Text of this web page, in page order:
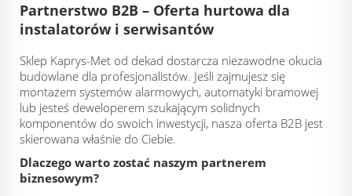
Partnerstwo B2B – Oferta hurtowa dla
instalatorów i serwisantów
Sklep Kaprys-Met od dekad dostarcza niezawodne okucia
budowlane dla profesjonalistów. Jeśli zajmujesz się
montażem systemów alarmowych, automatyki bramowej
lub jesteś deweloperem szukającym solidnych
komponentów do swoich inwestycji, nasza oferta B2B jest
skierowana właśnie do Ciebie.
Dlaczego warto zostać naszym partnerem
biznesowym?